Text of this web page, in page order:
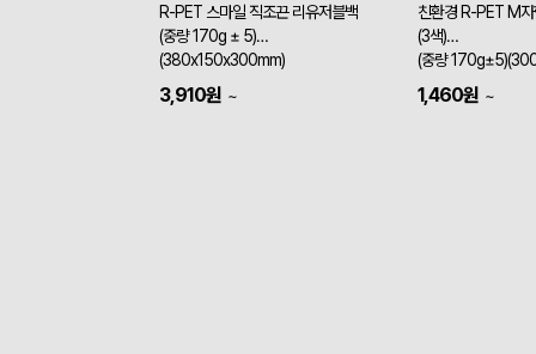
R-PET 스마일 직조끈 리유저블백
(중량 170g ± 5)
(380x150x300mm)
3,910원 ~
친환경 R-PET M
(3색)
(중량
1,460원 ~